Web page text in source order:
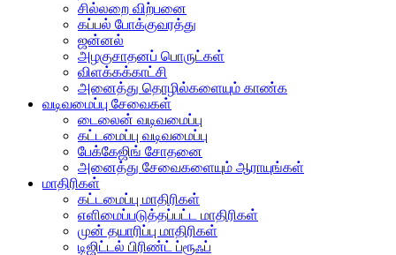
சில்லறை விற்பனை
கப்பல் போக்குவரத்து
ஜன்னல்
அழகுசாதனப் பொருட்கள்
விளக்கக்காட்சி
அனைத்து தொழில்களையும் காண்க
வடிவமைப்பு சேவைகள்
டைலைன் வடிவமைப்பு
கட்டமைப்பு வடிவமைப்பு
பேக்கேஜிங் சோதனை
அனைத்து சேவைகளையும் ஆராயுங்கள்
மாதிரிகள்
கட்டமைப்பு மாதிரிகள்
எளிமைப்படுத்தப்பட்ட மாதிரிகள்
முன் தயாரிப்பு மாதிரிகள்
டிஜிட்டல் பிரிண்ட் ப்ரூஃப்